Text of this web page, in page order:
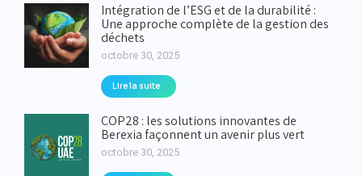
Intégration de l’ESG et de la durabilité :
Une approche complète de la gestion des
déchets
octobre 30, 2025
Lire la suite
COP28 : les solutions innovantes de
Berexia façonnent un avenir plus vert
octobre 30, 2025